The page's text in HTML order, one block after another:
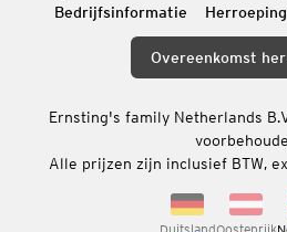
Bedrijfsinformatie
Herroeping
Overeenkomst
Ernsting's family Netherlands
Alle prijzen zijn inclusief BTW,